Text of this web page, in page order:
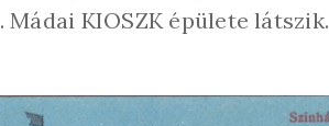
Mádai KIOSZK épülete látszik.